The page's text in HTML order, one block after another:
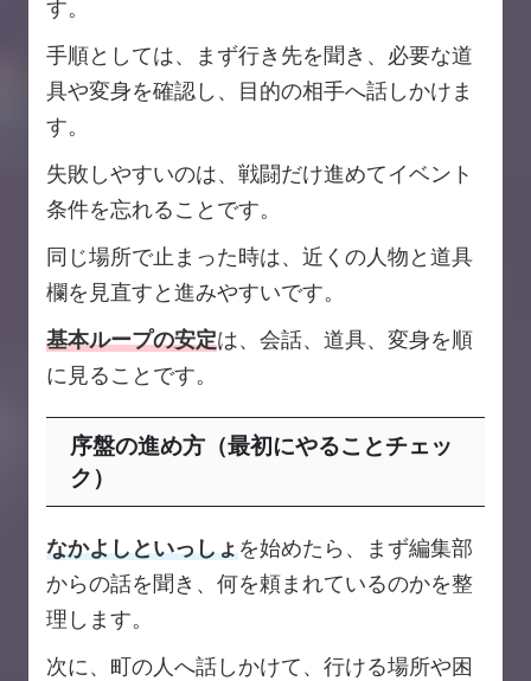
す。
手順としては、まず行き先を聞き、必要な道
具や変身を確認し、目的の相手へ話しかけま
す。
失敗しやすいのは、戦闘だけ進めてイベント
条件を忘れることです。
同じ場所で止まった時は、近くの人物と道具
欄を見直すと進みやすいです。
基本ループの安定は、会話、道具、変身を順
に見ることです。
序盤の進め方（最初にやることチェッ
ク）
なかよしといっしょを始めたら、まず編集部
からの話を聞き、何を頼まれているのかを整
理します。
次に、町の人へ話しかけて、行ける場所や困